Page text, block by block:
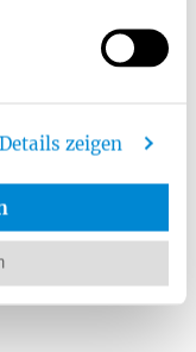
Details zeigen